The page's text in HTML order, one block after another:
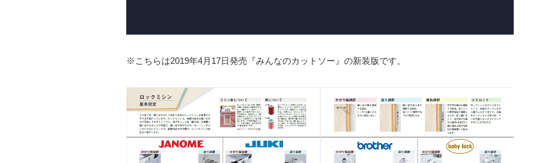
※こちらは2019年4月17日発売『みんなのカットソー』の新装版です。